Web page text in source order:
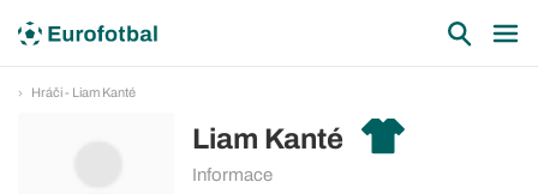
Hráči - Liam Kanté
Liam Kanté
Informace